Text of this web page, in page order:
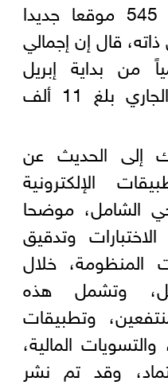
من وزارة العدل بضم 545 موقعا جديدا
قال إن إجمالي
من بداية إبريل
الماضي حتى ٣ مايو الجاري بلغ 11 ألف
إلى الحديث عن
الإلكترونية
الشامل، موضحا
وتدقيق
المنظومة، خلال
وتشمل هذه
وتطبيقات
المالية،
وقد تم نشر